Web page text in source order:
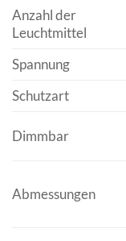
Anzahl der
Leuchtmittel
Spannung
Schutzart
Dimmbar
Abmessungen